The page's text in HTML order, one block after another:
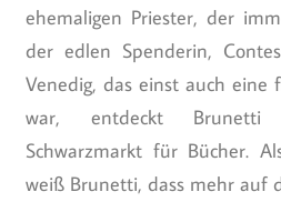
ehemaligen Priester, der
der edlen Spenderin,
Venedig, das einst auch eine
war, entdeckt Brunetti
Schwarzmarkt für Bücher.
weiß Brunetti, dass mehr auf